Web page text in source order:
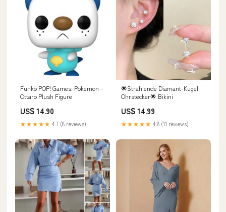
Funko POP! Games: Pokemon -
Ottaro Plush Figure
US$ 14.90
★★★★★ 4.7 (8 reviews)
🌟Strahlende Diamant-Kugel
Ohrstecker🌟 Bikini
US$ 14.99
★★★★★ 4.8 (11 reviews)